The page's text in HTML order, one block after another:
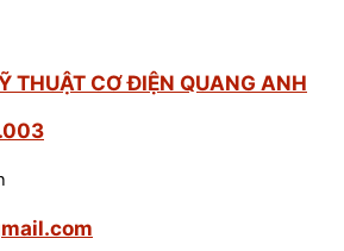
THUẬT CƠ ĐIỆN QUANG ANH